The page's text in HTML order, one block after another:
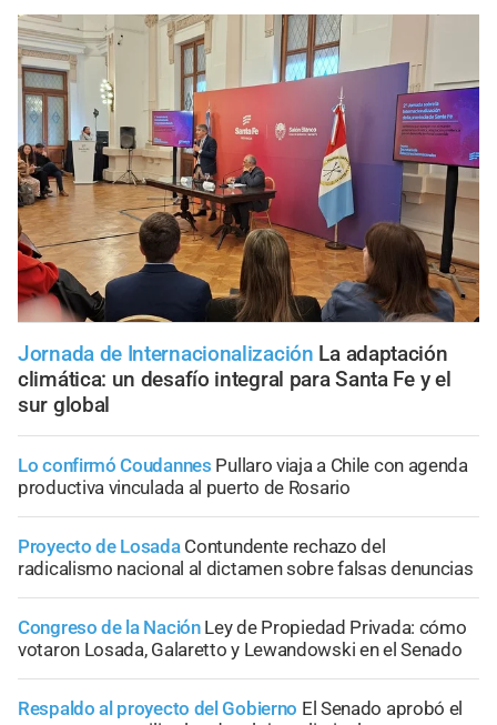
Jornada de Internacionalización La adaptación
climática: un desafío integral para Santa Fe y el
sur global
Lo confirmó Coudannes Pullaro viaja a Chile con agenda
productiva vinculada al puerto de Rosario
Proyecto de Losada Contundente rechazo del
radicalismo nacional al dictamen sobre falsas denuncias
Congreso de la Nación Ley de Propiedad Privada: cómo
votaron Losada, Galaretto y Lewandowski en el Senado
Respaldo al proyecto del Gobierno El Senado aprobó el